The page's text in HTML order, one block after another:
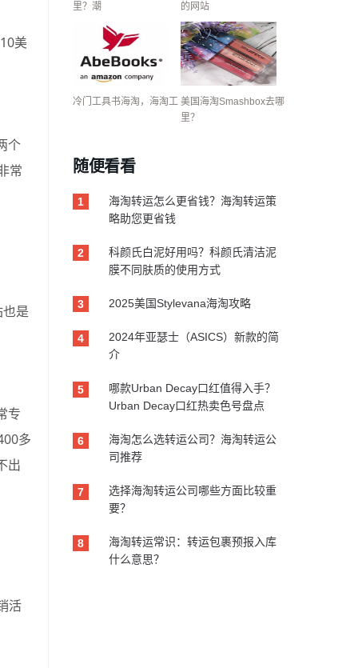
美
个
常
是
专
多
出
活
里？潮
的网站
冷门工具书海淘，海淘工 美国海淘Smashbox去哪
里？
随便看看
1
海淘转运怎么更省钱？海淘转运策
略助您更省钱
2
科颜氏白泥好用吗？科颜氏清洁泥
膜不同肤质的使用方式
3 2025美国Stylevana海淘攻略
4
2024年亚瑟士（ASICS）新款的简
介
5
哪款Urban Decay口红值得入手？
Urban Decay口红热卖色号盘点
6
海淘怎么选转运公司？海淘转运公
司推荐
7
选择海淘转运公司哪些方面比较重
要？
8
海淘转运常识：转运包裹预报入库
什么意思？